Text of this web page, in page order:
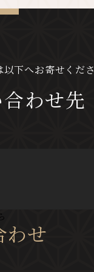
以下へお寄せくだ
わせ先
わせ